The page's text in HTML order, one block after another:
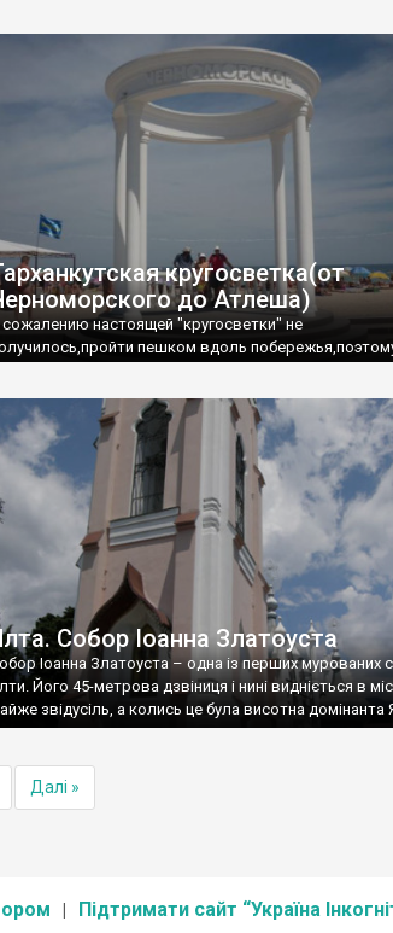
кругосветка(от
до Атлеша)
настоящей "кругосветки" не
пешком вдоль
Собор Іоанна Златоуста
Іоанна Златоуста – одна із перших мурованих
Його 45-метрова дзвіниця і нині видніється в
звідусіль, а колись це була висотна домінанта
Далі »
Підтримати сайт “Україна